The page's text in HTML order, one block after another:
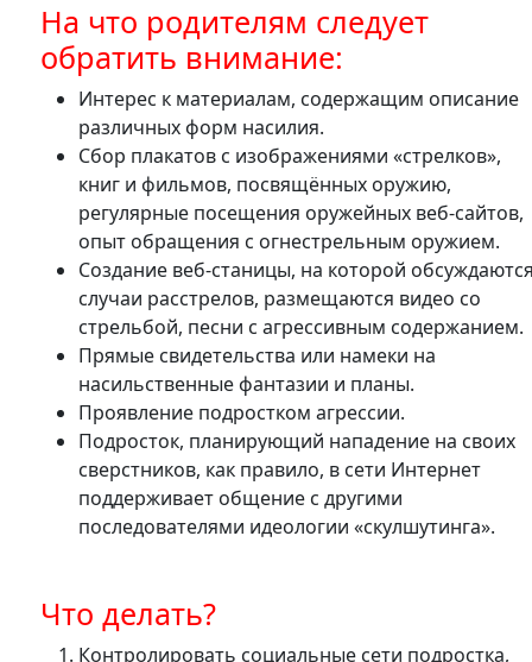
На что родителям следует
обратить внимание:
Интерес к материалам, содержащим описание
различных форм насилия.
Сбор плакатов с изображениями «стрелков»,
книг и фильмов, посвящённых оружию,
регулярные посещения оружейных веб-сайтов,
опыт обращения с огнестрельным оружием.
Создание веб-станицы, на которой
случаи расстрелов, размещаются видео со
стрельбой, песни с агрессивным содержанием.
Прямые свидетельства или намеки на
насильственные фантазии и планы.
Проявление подростком агрессии.
Подросток, планирующий нападение на своих
сверстников, как правило, в сети Интернет
поддерживает общение с другими
последователями идеологии «скулшутинга».
Что делать?
Контролировать социальные сети подростка,